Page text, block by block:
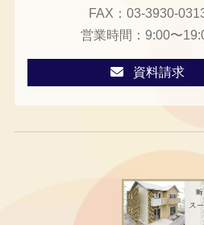
FAX： 03-3930-
営業時間： 9:00〜
資料請求